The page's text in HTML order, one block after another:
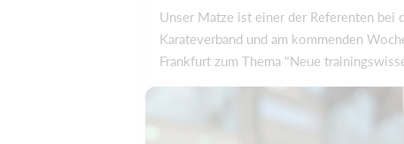
Unser Matze ist einer der Referenten bei
Karateverband und am kommenden
Frankfurt zum Thema "Neue